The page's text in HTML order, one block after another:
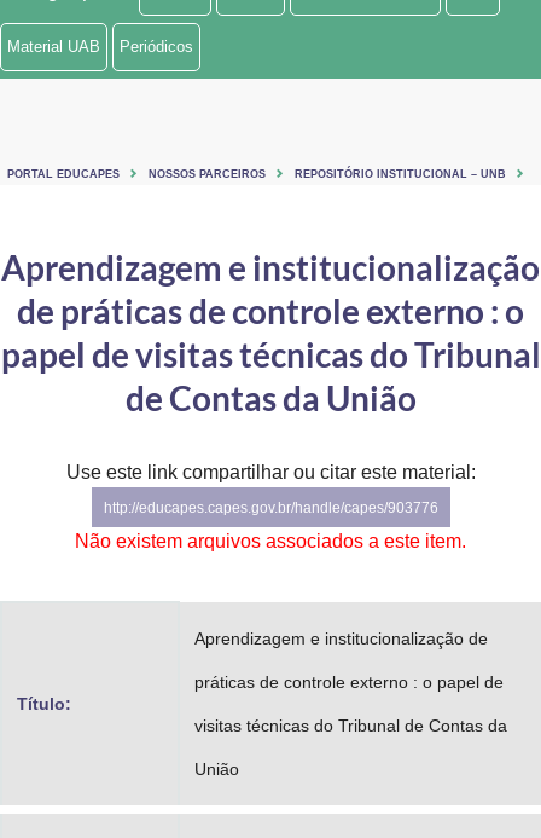
Ministério de Minas e Energia
Controladoria-Geral da União
Ministério da Mulher, da Família e dos Direitos Humanos
Gabinete de Segurança Institucional
Material UAB Periódicos
PORTAL EDUCAPES NOSSOS PARCEIROS REPOSITÓRIO INSTITUCIONAL – UNB
Aprendizagem e institucionalização
de práticas de controle externo : o
papel de visitas técnicas do Tribunal
de Contas da União
Use este link compartilhar ou citar este material:
http://educapes.capes.gov.br/handle/capes/903776
Não existem arquivos associados a este item.
Título:
Aprendizagem e institucionalização de
práticas de controle externo : o papel de
visitas técnicas do Tribunal de Contas da
União